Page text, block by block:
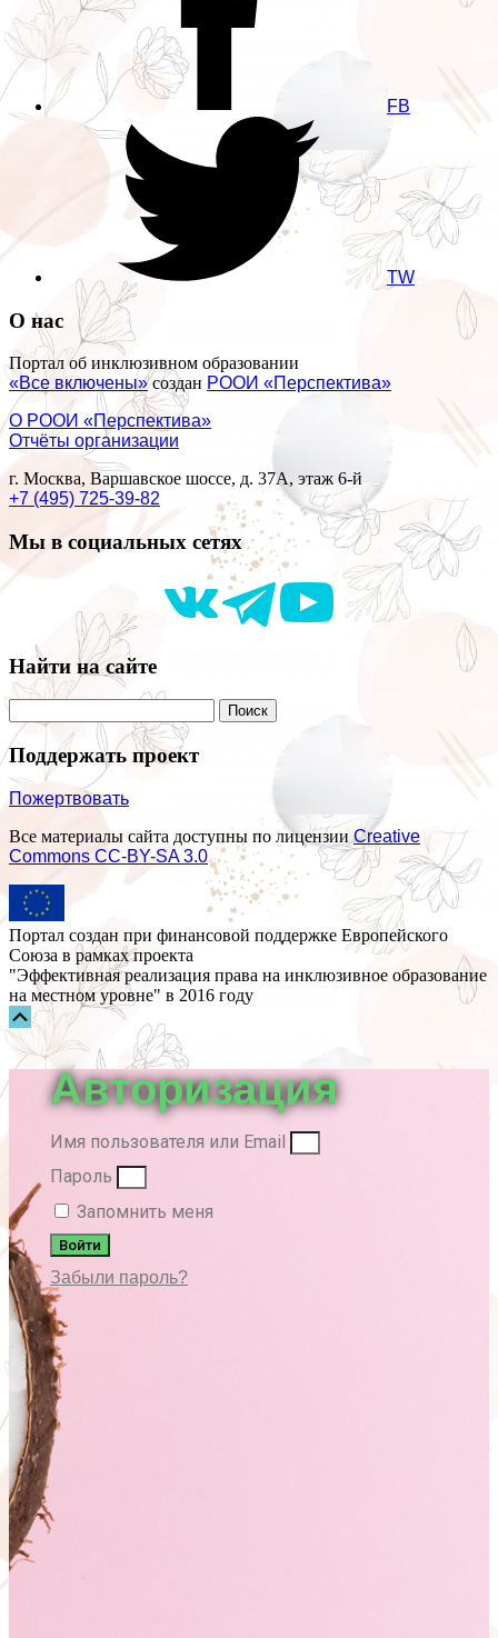
FB
TW
О нас
Портал об инклюзивном образовании
«Все включены»создан РООИ «Перспектива»
О РООИ «Перспектива»
Отчёты организации
г. Москва, Варшавское шоссе, д. 37А, этаж 6-й
+7 (495) 725-39-82
Мы в социальных сетях
Найти на сайте
Поддержать проект
Пожертвовать
Все материалы сайта доступны по лицензииCreative
Commons СС-BY-SA 3.0
Портал создан при финансовой поддержке Европейского
Союза в рамках проекта
"Эффективная реализация права на инклюзивное образование
на местном уровне" в 2016 году
Прокрутка
вверх
Авторизация
Имя пользователя или Email
Пароль
Запомнить меня
Войти
Забыли пароль?